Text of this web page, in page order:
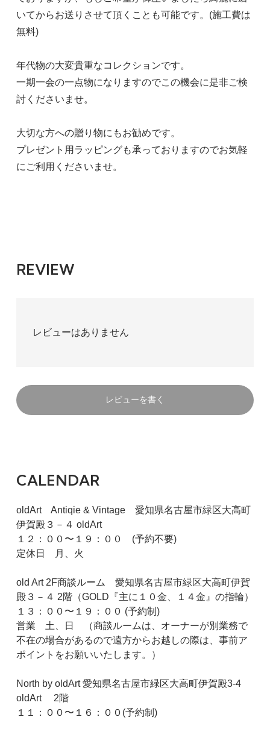
いてからお送りさせて頂くことも可能です。(施工費は
無料)
年代物の大変貴重なコレクションです。
一期一会の一点物になりますのでこの機会に是非ご検
討くださいませ。
大切な方への贈り物にもお勧めです。
プレゼント用ラッピングも承っておりますのでお気軽
にご利用くださいませ。
REVIEW
レビューはありません
レビューを書く
CALENDAR
oldArt Antiqie & Vintage 愛知県名古屋市緑区大高町
伊賀殿３－４ oldArt
１２：００〜１９：００ (予約不要)
定休日 月、火
old Art 2F商談ルーム 愛知県名古屋市緑区大高町伊賀
殿３－４ 2階（GOLD『主に１０金、１４金』の指輪）
１３：００〜１９：００ (予約制)
営業 土、日 （商談ルームは、オーナーが別業務で
不在の場合があるので遠方からお越しの際は、事前ア
ポイントをお願いいたします。）
North by oldArt 愛知県名古屋市緑区大高町伊賀殿3-4
oldArt 2階
１１：００〜１６：００(予約制)